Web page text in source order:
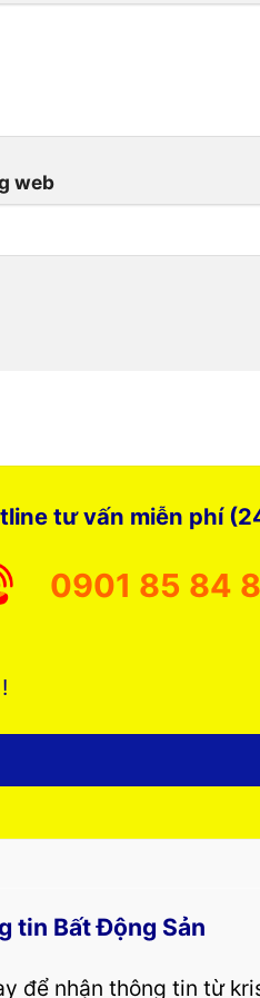
web
tư vấn miễn phí
0901 85 84
tin Bất Động Sản
để nhận thông tin từ